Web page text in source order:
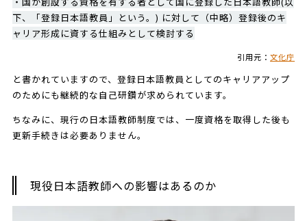
下、「登録日本語教員」という。) に対して（中略）登録後のキ
ャリア形成に資する仕組みとして検討する
引用元：文化庁
と書かれていますので、登録日本語教員としてのキャリアアップ
のためにも継続的な自己研鑽が求められています。
ちなみに、現行の日本語教師制度では、一度資格を取得した後も
更新手続きは必要ありません。
現役日本語教師への影響はあるのか